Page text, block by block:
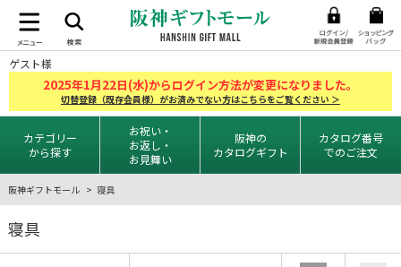
ゲスト様
2025年1月22日(水)からログイン方法が変更になりました。
切替登録（既存会員様）がお済みでない方はこちらをご覧ください ＞
カテゴリー
から探す
お祝い・
お返し・
お見舞い
阪神の
カタログギフト
カタログ番号
でのご注文
阪神ギフトモール 寝具
寝具